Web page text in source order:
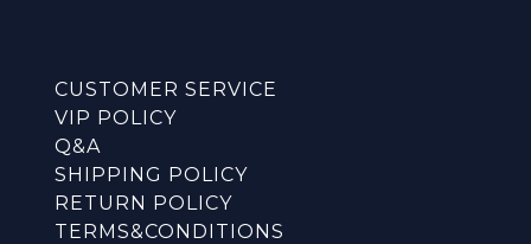
CUSTOMER SERVICE
VIP POLICY
Q&A
SHIPPING POLICY
RETURN POLICY
TERMS&CONDITIONS